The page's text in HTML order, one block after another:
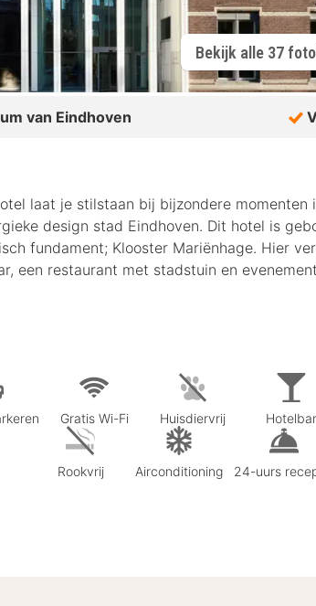
Bekijk alle 37
van Eindhoven
laat je stilstaan bij bijzondere momenten
design stad Eindhoven. Dit hotel is
fundament; Klooster Mariënhage. Hier
een restaurant met stadstuin en
Gratis Wi-Fi Huisdiervrij Hotelbar
Rookvrij Airconditioning 24-uurs